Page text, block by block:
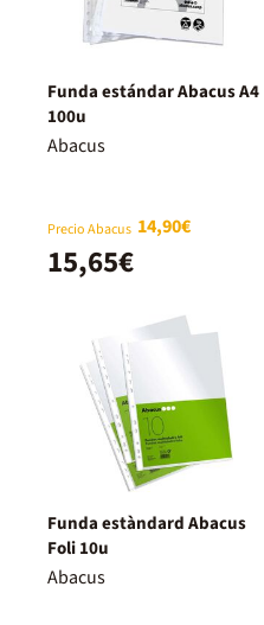
Funda estándar Abacus A4
100u
Abacus
Precio Abacus 14,90€
15,65€
Funda estàndard Abacus
Foli 10u
Abacus